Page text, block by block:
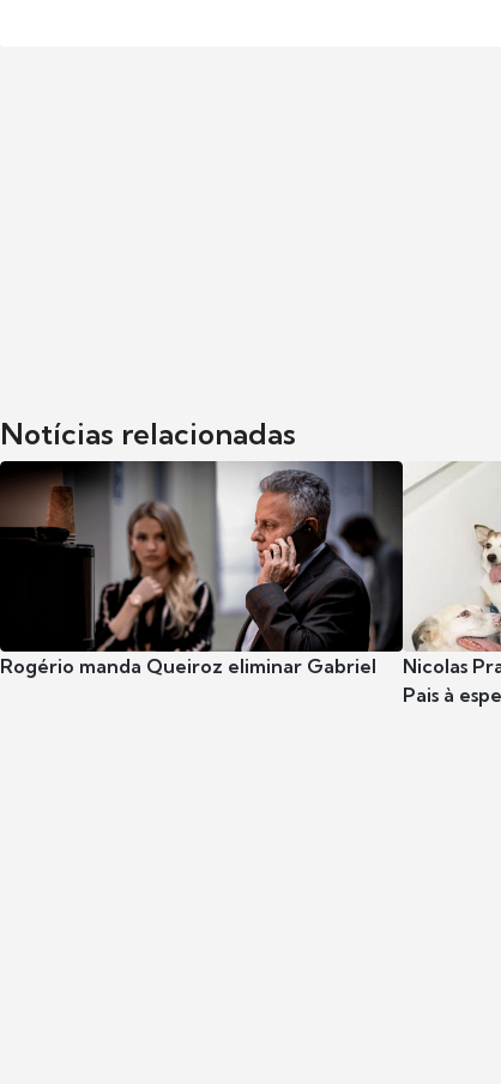
Notícias relacionadas
Rogério manda Queiroz eliminar Gabriel
Nicolas
Pais à